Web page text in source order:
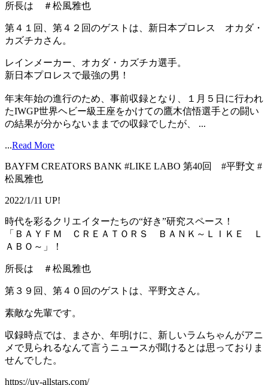
所長は ＃松風雅也
第４１回、第４２回のゲストは、新日本プロレス オカダ・
カズチカさん。
レインメーカー、オカダ・カズチカ選手。
新日本プロレスで最強の男！
年末年始の進行のため、事前収録となり、１月５日に行われ
たIWGP世界ヘビー級王座をかけての鷹木信悟選手との闘い
の結果が分からないままでの収録でしたが、 ...
...Read More
BAYFM CREATORS BANK #LIKE LABO 第40回 #平野文 #
松風雅也
2022/1/11 UP!
時代を彩るクリエイターたちの“好き”研究スペース！
「ＢＡＹＦＭ ＣＲＥＡＴＯＲＳ ＢＡＮＫ～ＬＩＫＥ Ｌ
ＡＢＯ～」！
所長は ＃松風雅也
第３９回、第４０回のゲストは、平野文さん。
素敵な先輩です。
収録時点では、まさか、年明けに、新しいラムちゃんがアニ
メで見られるなんて言うニュースが聞けるとは思っておりま
せんでした。
https://uy-allstars.com/